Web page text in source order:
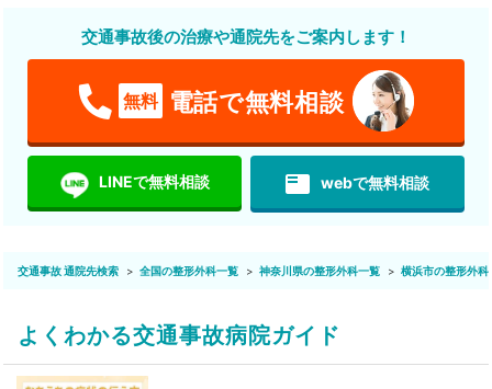
交通事故後の治療や通院先をご案内します！
無料 電話で無料相談
LINEで無料相談 featured_play_list webで無料相談
交通事故 通院先検索 全国の整形外科一覧 神奈川県の整形外科一覧 横浜市の整形外科
よくわかる交通事故病院ガイド